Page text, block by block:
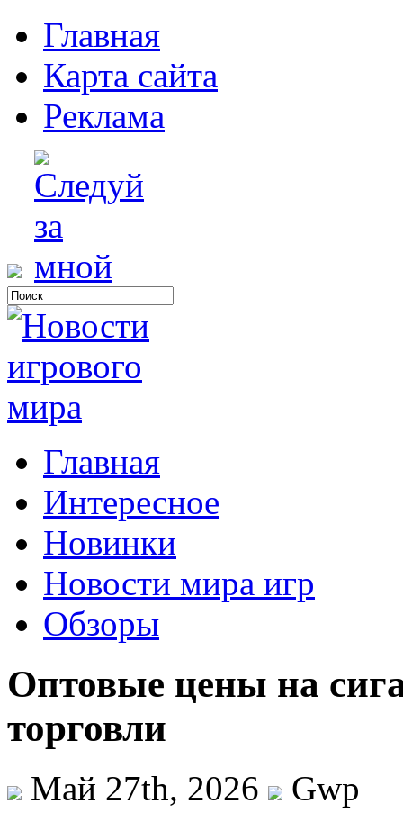
Главная
Карта сайта
Реклама
Главная
Интересное
Новинки
Новости мира игр
Обзоры
Оптовые цены на
торговли
Май 27th, 2026
Gwp